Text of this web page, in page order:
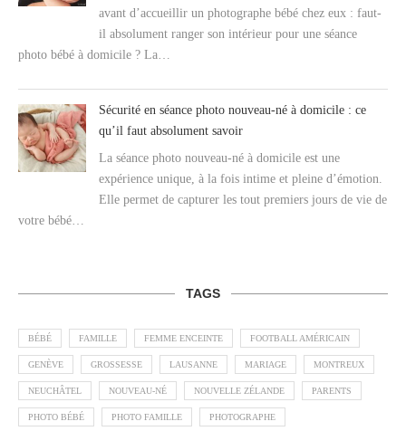
avant d’accueillir un photographe bébé chez eux : faut-
il absolument ranger son intérieur pour une séance
photo bébé à domicile ? La…
Sécurité en séance photo nouveau-né à domicile : ce
qu’il faut absolument savoir
La séance photo nouveau-né à domicile est une
expérience unique, à la fois intime et pleine d’émotion.
Elle permet de capturer les tout premiers jours de vie de
votre bébé…
TAGS
BÉBÉ FAMILLE FEMME ENCEINTE FOOTBALL AMÉRICAIN
GENÈVE GROSSESSE LAUSANNE MARIAGE MONTREUX
NEUCHÂTEL NOUVEAU-NÉ NOUVELLE ZÉLANDE PARENTS
PHOTO BÉBÉ PHOTO FAMILLE PHOTOGRAPHE